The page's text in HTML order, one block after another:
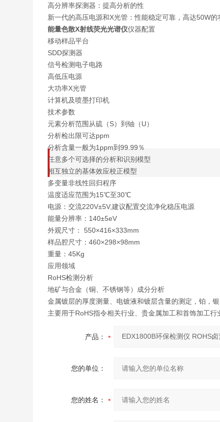
高分辨率探测器：提高分析的性
新一代的高压电源和X光管：性能稳定可靠，高达50W
能量色散X射线荧光光谱仪仪器配置
移动样品平台
SDD探测器
信号检测电子电路
高低压电源
大功率X光管
计算机及喷墨打印机
技术参数
元素分析范围从硫（S）到铀（U）
分析检出限可达ppm
分析含量一般为1ppm到99.99％
任意多个可选择的分析和识别模型
相互独立的基体效应校正模型
多变量非线性回归程序
温度适应范围为15℃至30℃
电源：交流220V±5V,建议配置交流净化稳压电源
能量分辨率：140±5eV
外观尺寸： 550×416×333mm
样品腔尺寸：460×298×98mm
重量：45Kg
应用领域
RoHS检测分析
地矿与合金（铜、不锈钢等）成分分析
金属镀层的厚度测量、电镀液和镀层含量的测定，铂，
主要用于RoHS指令相关行业、贵金属加工和首饰加工
产品：
您的单位：
您的姓名：